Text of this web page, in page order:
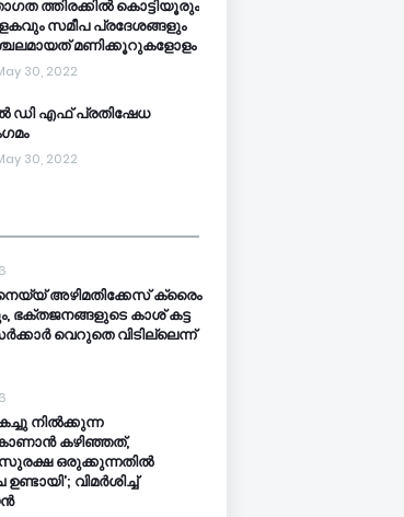
ത്തിരക്കിൽ കൊട്ടിയൂരും
സമീപ പ്രദേശങ്ങളും
മണിക്കൂറുകളോളം
30, 2022
ഡി എഫ് പ്രതിഷേധ
30, 2022
അഴിമതിക്കേസ് ക്രൈം
ഭക്തജനങ്ങളുടെ കാശ് കട്ട
വെറുതെ വിടില്ലെന്ന്
നിൽക്കുന്ന
കഴിഞ്ഞത്,
സുരക്ഷ ഒരുക്കുന്നതിൽ
വിമർശിച്ച്